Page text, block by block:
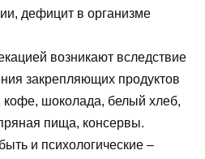
дефицит в организме
возникают вследствие
закрепляющих продуктов
кофе, шоколада, белый хлеб,
пища, консервы.
и психологические –